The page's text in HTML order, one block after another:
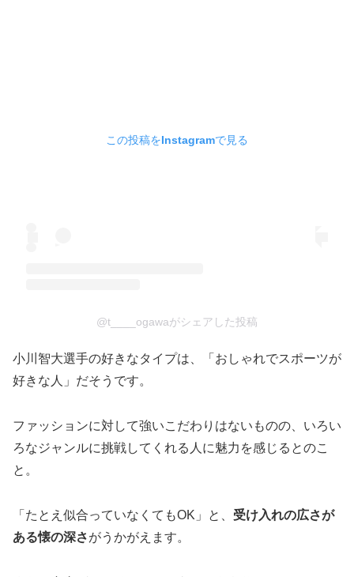
この投稿をInstagramで見る
@t____ogawaがシェアした投稿
小川智大選手の好きなタイプは、「おしゃれでスポーツが
好きな人」だそうです。
ファッションに対して強いこだわりはないものの、いろい
ろなジャンルに挑戦してくれる人に魅力を感じるとのこ
と。
「たとえ似合っていなくてもOK」と、 受け入れの広さが
ある懐の深さがうかがえます。